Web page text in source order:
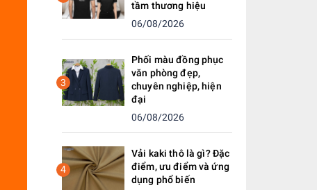
tầm thương hiệu
06/08/2026
3
Phối màu đồng phục
văn phòng đẹp,
chuyên nghiệp, hiện
đại
06/08/2026
4
Vải kaki thô là gì? Đặc
điểm, ưu điểm và ứng
dụng phổ biến